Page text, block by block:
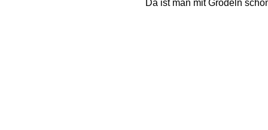
Da ist man mit Grödeln